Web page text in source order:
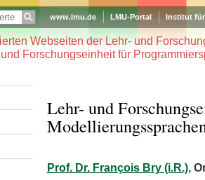
www.lmu.de LMU-Portal Institut
Webseiten der Lehr- und
Forschungseinheit für
Lehr- und
Prof. Dr. François Bry (i.R.),